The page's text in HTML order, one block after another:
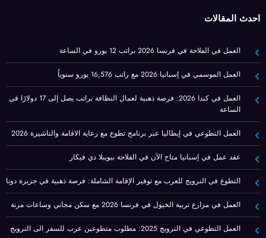
أحدث المقالات
العمل في الفلاحة في فرنسا 2026 براتب 12 يورو في الساعة
العمل الموسمي في إسبانيا 2026 مع راتب 16,576 يورو سنوياً
العمل في كندا 2026: فرصة ذهبية لعمال النظافة براتب يصل إلى 17 دولارًا في
الساعة
العمل التطوعي في إيطاليا عبر برنامج تطوع مع رعاية الاقامة والتاشيرة 2026
عقد عمل في إسبانيا متاح الآن في الفلاحة ببويبلا دي فيكار
التطوع في النرويج للعرب مع توفير الإقامة الشاملة: فرصة ذهبية في جزيرة دونا
العمل في مزارع تربية الخيول في فرنسا 2026 مع سكن مجاني وساعات مرنة
العمل التطوعي في النرويج 2025: مطلوب متطوعين عرب للسفر الى النرويج